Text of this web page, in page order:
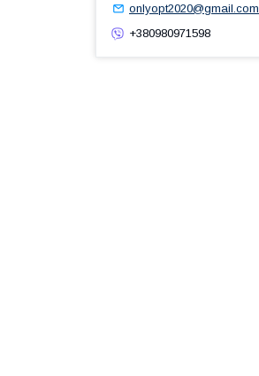
onlyopt2020@gmail.com
+380980971598